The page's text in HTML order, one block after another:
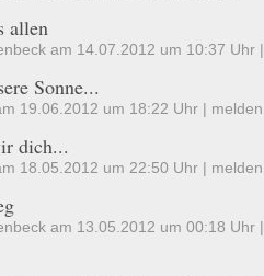
allen
am 14.07.2012 um 10:37 Uhr |
Sonne...
19.06.2012 um 18:22 Uhr | melden
dich...
18.05.2012 um 22:50 Uhr | melden
am 13.05.2012 um 00:18 Uhr |